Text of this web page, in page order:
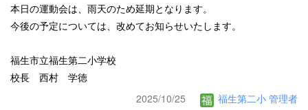
本日の運動会は、雨天のため延期となります。
今後の予定については、改めてお知らせいたします。
福生市立福生第二小学校
校長 西村 学徳
2025/10/25
福生第二小 管理者